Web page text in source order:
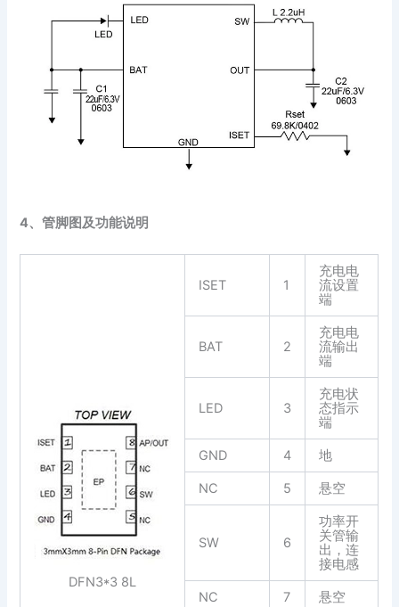
4、管脚图及功能说明
DFN3*3 8L
ISET 1
充电电
流设置
端
BAT 2
充电电
流输出
端
LED 3
充电状
态指示
端
GND 4 地
NC 5 悬空
SW 6
功率开
关管输
出，连
接电感
NC 7 悬空